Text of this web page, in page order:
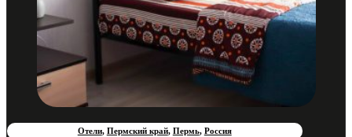
Отели, Пермский край, Пермь, Россия